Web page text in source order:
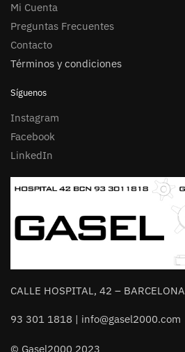
Mi Cuenta
Preguntas Frecuentes
Contacto
Términos y condiciones
Síguenos
Instagram
Facebook
LinkedIn
CALLE HOSPITAL, 42 – BARCELONA
93 301 1818 | info@gasel2000.com
© Gasel2000 2023